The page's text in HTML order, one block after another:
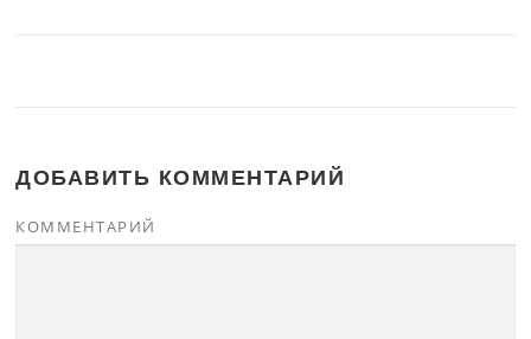
ДОБАВИТЬ КОММЕНТАРИЙ
КОММЕНТАРИЙ